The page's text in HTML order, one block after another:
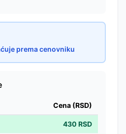
prema cenovniku
Cena (RSD)
430 RSD